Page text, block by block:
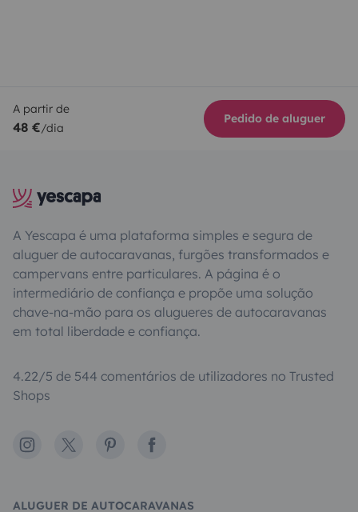
A partir de
48 €/dia
Pedido de aluguer
A Yescapa é uma plataforma simples e segura de
aluguer de autocaravanas, furgões transformados e
campervans entre particulares. A página é o
intermediário de confiança e propõe uma solução
chave-na-mão para os alugueres de autocaravanas
em total liberdade e confiança.
4.22/5 de 544 comentários de utilizadores no Trusted
Shops
Instagram
X PinterestFacebook
ALUGUER DE AUTOCARAVANAS